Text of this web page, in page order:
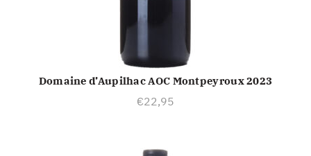
TOEVOEGEN AAN WINKELWAGEN
Domaine d’Aupilhac AOC Montpeyroux 2023
€22,95